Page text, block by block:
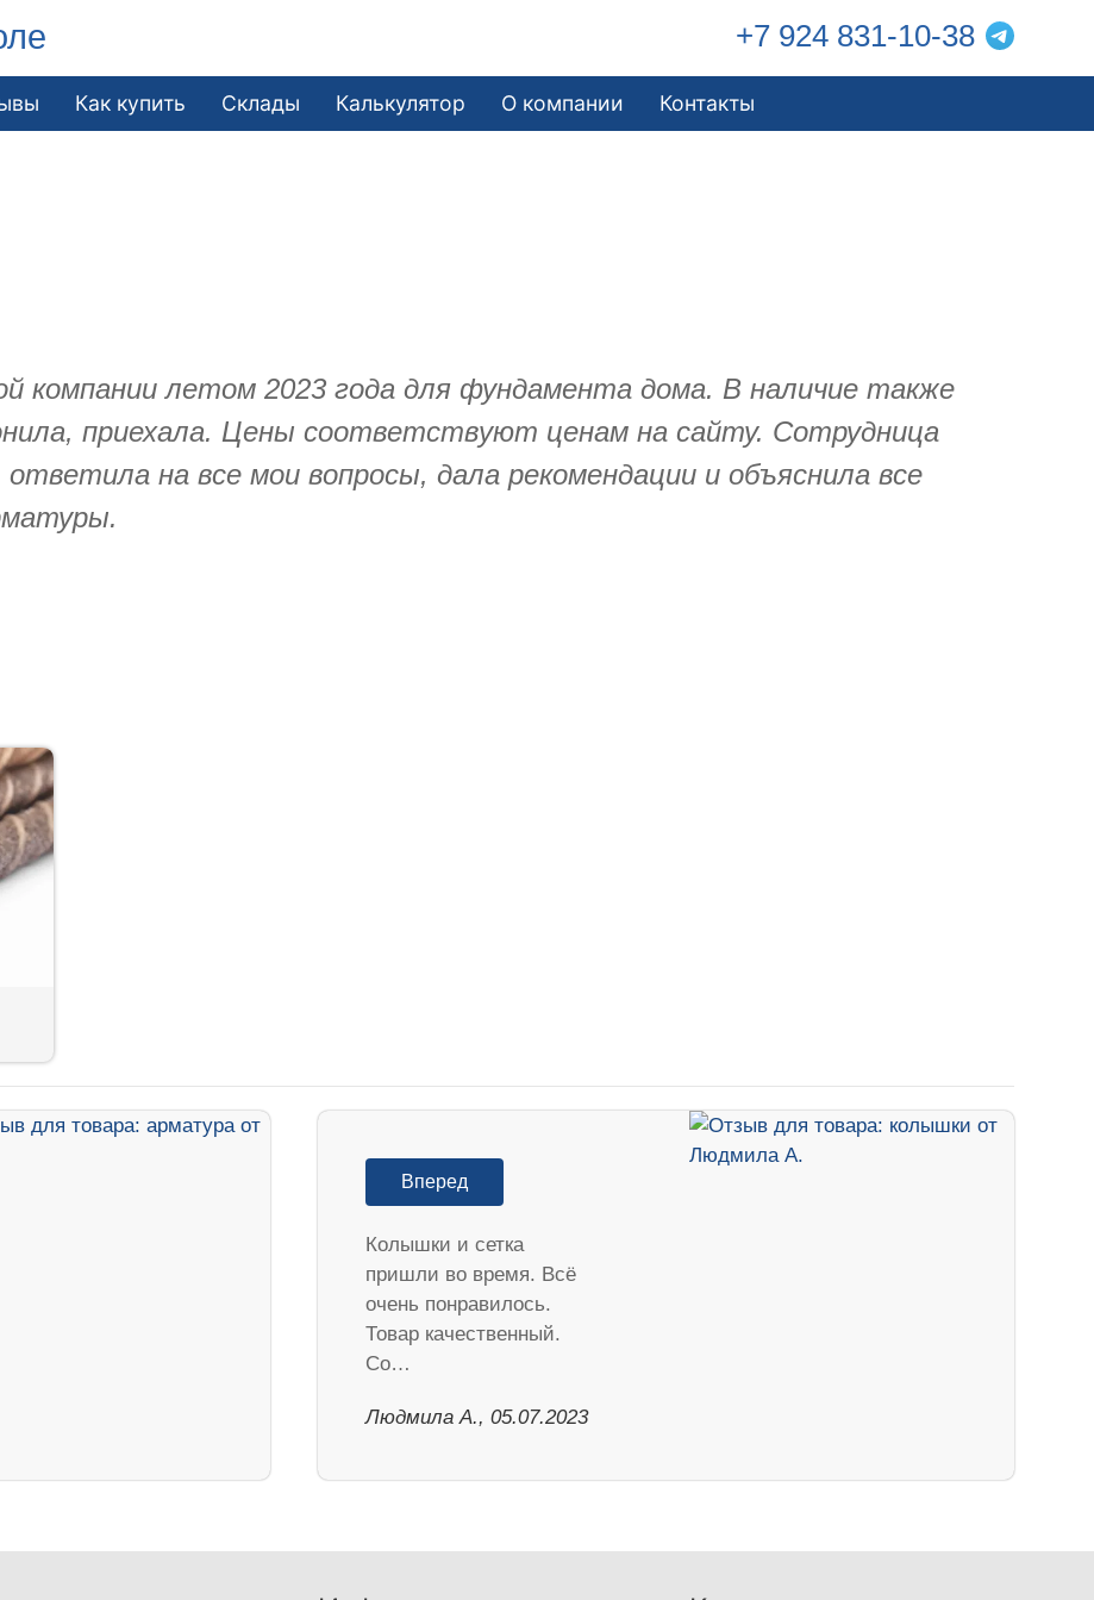
+7 924 831-10-38
Как купить Склады Калькулятор О компании Контакты
компании летом 2023 года для фундамента дома. В наличие также
приехала. Цены соответствуют ценам на сайту. Сотрудница
на все мои вопросы, дала рекомендации и объяснила все
Вперед
Колышки и сетка
пришли во время. Всё
очень понравилось.
Товар качественный.
Со…
Людмила А., 05.07.2023